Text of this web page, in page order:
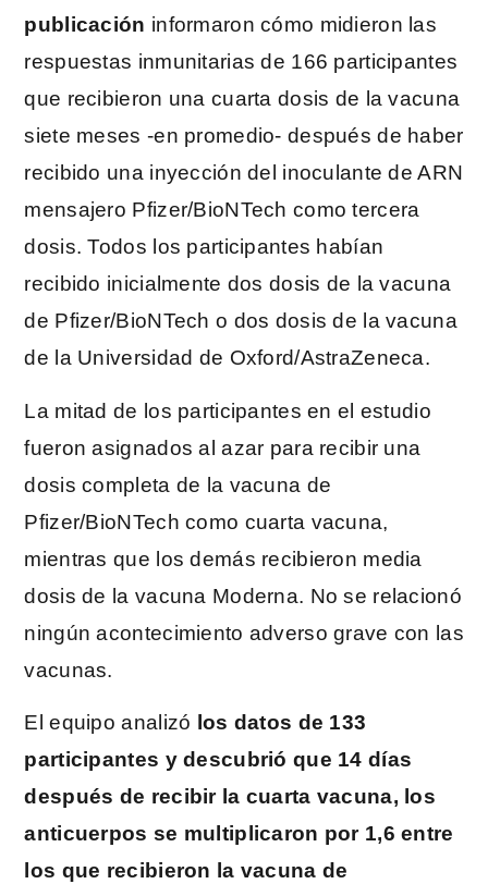
publicación informaron cómo midieron las
respuestas inmunitarias de 166 participantes
que recibieron una cuarta dosis de la vacuna
siete meses -en promedio- después de haber
recibido una inyección del inoculante de ARN
mensajero Pfizer/BioNTech como tercera
dosis. Todos los participantes habían
recibido inicialmente dos dosis de la vacuna
de Pfizer/BioNTech o dos dosis de la vacuna
de la Universidad de Oxford/AstraZeneca.
La mitad de los participantes en el estudio
fueron asignados al azar para recibir una
dosis completa de la vacuna de
Pfizer/BioNTech como cuarta vacuna,
mientras que los demás recibieron media
dosis de la vacuna Moderna. No se relacionó
ningún acontecimiento adverso grave con las
vacunas.
El equipo analizó los datos de 133
participantes y descubrió que 14 días
después de recibir la cuarta vacuna, los
anticuerpos se multiplicaron por 1,6 entre
los que recibieron la vacuna de